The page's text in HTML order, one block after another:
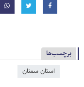
برچسب‌ها
استان سمنان